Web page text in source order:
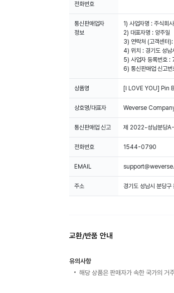
전화번호
통신판매업자
정보
1) 사업자명 : 주식회
2) 대표자명 : 양주일
3) 연락처 (고객센
4) 위치 : 경기도 성남
5) 사업자 등록번
6) 통신판매업 신고
상품명 [I LOVE YOU] Pin
상호명/대표자 Weverse
통신판매업 신고 제 2022-성남분당
전화번호 1544-0790
EMAIL
주소 경기도 성남시 분당
교환/반품 안내
유의사항
해당 상품은 판매자가 속한 국가의 거